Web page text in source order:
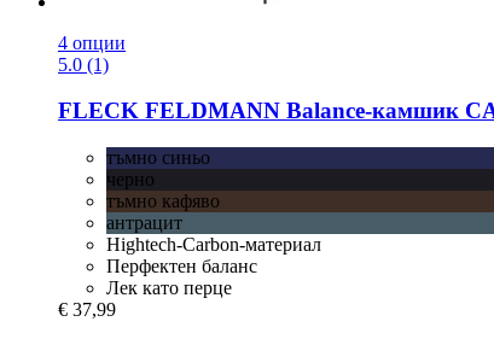
4 опции
5.0 (1)
FLECK FELDMANN Balance-​камшик
тъмно синьо
черно
тъмно кафяво
антрацит
Hightech-Carbon-материал
Перфектен баланс
Лек като перце
€ 37,99